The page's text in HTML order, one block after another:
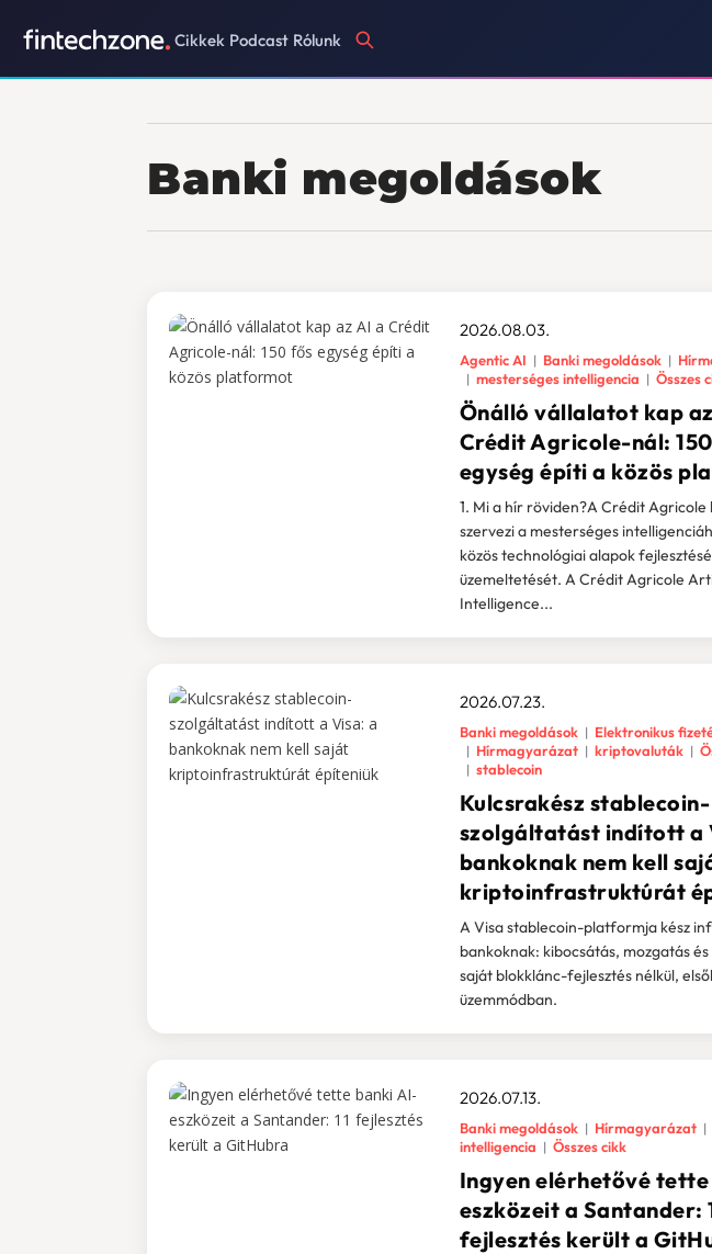
Cikkek Podcast Rólunk
Banki megoldások
Önálló vállalatot kap
Crédit Agricole-nál:
egység építi a közös
2026.08.03.
Agentic AI Banki megoldások
mesterséges intelligencia
Összes
1. Mi a hír röviden?A Crédit Agricole
szervezi a mesterséges
közös technológiai alapok
üzemeltetését. A Crédit Agricole
Intelligence...
Kulcsrakész stablecoin-
szolgáltatást indított a
bankoknak nem kell
kriptoinfrastruktúrát
2026.07.23.
Banki megoldások
Elektronikus
Hírmagyarázat
kriptovaluták
stablecoin
A Visa stablecoin-platformja kész
bankoknak: kibocsátás, mozgatás
saját blokklánc-fejlesztés nélkül,
üzemmódban.
Ingyen elérhetővé
eszközeit a Santander:
fejlesztés került a
2026.07.13.
Banki megoldások Hírmagyarázat
intelligencia
Összes cikk